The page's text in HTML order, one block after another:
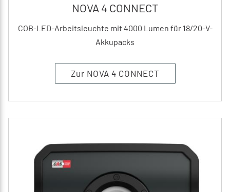
NOVA 4 CONNECT
COB-LED-Arbeitsleuchte mit 4000 Lumen für 18/20-V-
Akkupacks
Zur NOVA 4 CONNECT